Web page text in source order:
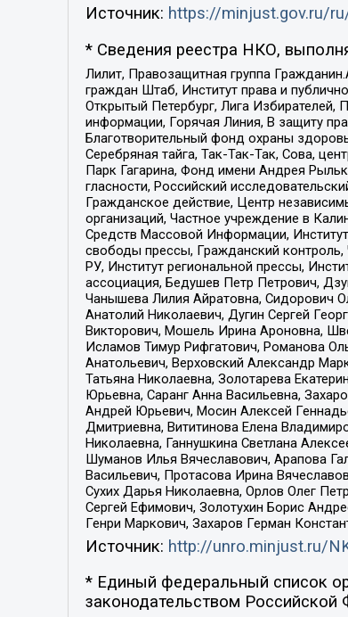
Источник: https://minjust.gov.ru/
* Сведения реестра НКО,
Лилит, Правозащитная группа
граждан Штаб, Институт права и
Открытый Петербург, Лига
информации, Горячая Линия, В защиту
Благотворительный фонд охраны
Серебряная тайга, Так-Так-Так, Сова,
Парк Гагарина, Фонд имени Андрея
гласности, Российский
Гражданское действие, Центр
организаций, Частное учреждение в
Средств Массовой Информации,
свободы прессы, Гражданский
РУ, Институт региональной прессы,
ассоциация, Бедушев Петр Петрович,
Чанышева Лилия Айратовна, Сидорович
Анатолий Николаевич, Дугин Сергей
Викторович, Мошель Ирина Ароновна,
Исламов Тимур Рифгатович, Романова
Анатольевич, Верховский Александр
Татьяна Николаевна, Золотарева
Юрьевна, Саранг Анна Васильевна,
Андрей Юрьевич, Мосин Алексей
Дмитриевна, Вититинова Елена
Николаевна, Ганнушкина Светлана
Шуманов Илья Вячеславович, Арапова
Васильевич, Протасова Ирина
Сухих Дарья Николаевна, Орлов Олег
Сергей Ефимович, Золотухин Борис
Генри Маркович, Захаров Герман
Источник: http://unro.minjust.ru/
* Единый федеральный список
законодательством Российской